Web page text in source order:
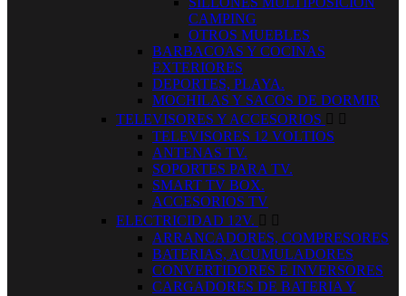
CAMPING
OTROS MUEBLES
BARBACOAS Y COCINAS
EXTERIORES
DEPORTES, PLAYA.
MOCHILAS Y SACOS DE DORMIR
TELEVISORES Y ACCESORIOS  
TELEVISORES 12 VOLTIOS
ANTENAS TV.
SOPORTES PARA TV.
SMART TV BOX.
ACCESORIOS TV
ELECTRICIDAD 12V.  
ARRANCADORES, COMPRESORES
BATERIAS, ACUMULADORES
CONVERTIDORES E INVERSORES
CARGADORES DE BATERIA Y